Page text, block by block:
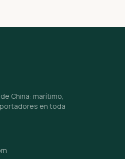
China: marítimo,
en toda